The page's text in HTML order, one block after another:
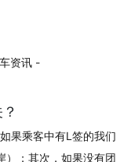
资讯 -
果乘客中有L签的我们
）；其次，如果没有团